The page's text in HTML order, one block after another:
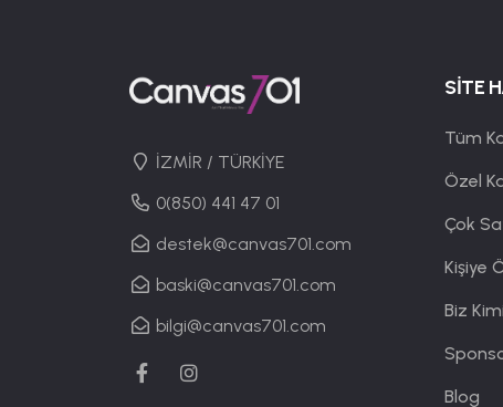
İZMİR / TÜRKİYE
0(850) 441 47 01
destek@canvas701.com
baski@canvas701.com
bilgi@canvas701.com
SİTE
Tüm
Özel
Çok
Kişiye
Biz
Blog